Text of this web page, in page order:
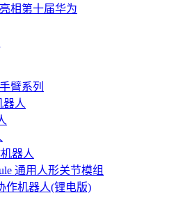
相第十届华为
臂系列
器人
器人
通用人形关节模组
作机器人(锂电版)